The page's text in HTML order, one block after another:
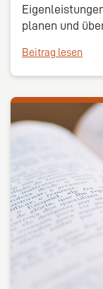
planen und
Beitrag lesen